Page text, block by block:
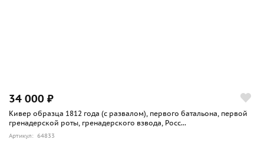
34 000 ₽
Кивер образца 1812 года (с развалом), первого батальона, первой
гренадерской роты, гренадерского взвода, Росс...
Артикул: 64833